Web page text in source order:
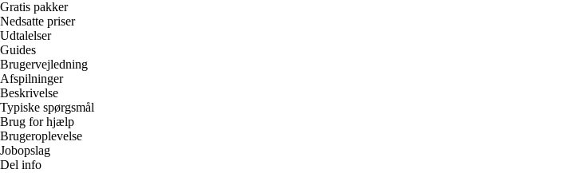
Gratis pakker
Nedsatte priser
Udtalelser
Guides
Brugervejledning
Afspilninger
Beskrivelse
Typiske spørgsmål
Brug for hjælp
Brugeroplevelse
Jobopslag
Del info